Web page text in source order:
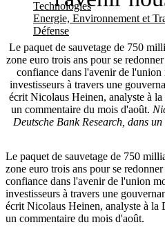
Technologies
Energie, Environnement et
Défense
Le paquet de sauvetage de 750
zone euro trois ans pour se
confiance dans l'avenir de l'union
investisseurs à travers une
écrit Nicolaus Heinen, analyste à
un commentaire du mois d'août.
Deutsche Bank Research, dans
Le paquet de sauvetage de 750
zone euro trois ans pour se
confiance dans l'avenir de l'union
investisseurs à travers une
écrit Nicolaus Heinen, analyste à la
un commentaire du mois d'août.